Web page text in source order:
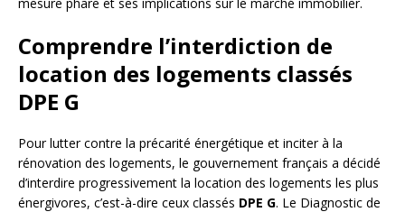
Comprendre l’interdiction de
location des logements classés
DPE G
Pour lutter contre la précarité énergétique et inciter à la
rénovation des logements, le gouvernement français a décidé
d’interdire progressivement la location des logements les plus
énergivores, c’est-à-dire ceux classés DPE G. Le Diagnostic de